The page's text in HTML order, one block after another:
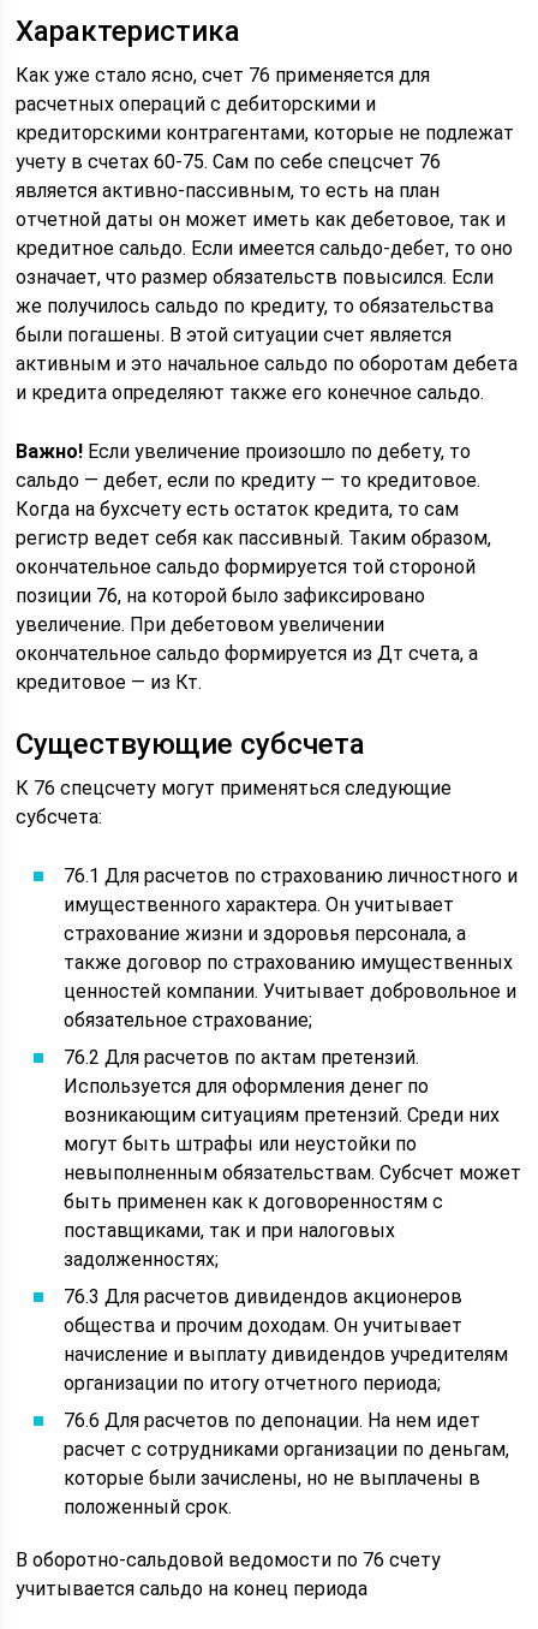
Характеристика
Как уже стало ясно, счет 76 применяется для
расчетных операций с дебиторскими и
кредиторскими контрагентами, которые не подлежат
учету в счетах 60-75. Сам по себе спецсчет 76
является активно-пассивным, то есть на план
отчетной даты он может иметь как дебетовое, так и
кредитное сальдо. Если имеется сальдо-дебет, то оно
означает, что размер обязательств повысился. Если
же получилось сальдо по кредиту, то обязательства
были погашены. В этой ситуации счет является
активным и это начальное сальдо по оборотам дебета
и кредита определяют также его конечное сальдо.
Важно! Если увеличение произошло по дебету, то
сальдо — дебет, если по кредиту — то кредитовое.
Когда на бухсчету есть остаток кредита, то сам
регистр ведет себя как пассивный. Таким образом,
окончательное сальдо формируется той стороной
позиции 76, на которой было зафиксировано
увеличение. При дебетовом увеличении
окончательное сальдо формируется из Дт счета, а
кредитовое — из Кт.
Существующие субсчета
К 76 спецсчету могут применяться следующие
субсчета:
76.1 Для расчетов по страхованию личностного и
имущественного характера. Он учитывает
страхование жизни и здоровья персонала, а
также договор по страхованию имущественных
ценностей компании. Учитывает добровольное и
обязательное страхование;
76.2 Для расчетов по актам претензий.
Используется для оформления денег по
возникающим ситуациям претензий. Среди них
могут быть штрафы или неустойки по
невыполненным обязательствам. Субсчет может
быть применен как к договоренностям с
поставщиками, так и при налоговых
задолженностях;
76.3 Для расчетов дивидендов акционеров
общества и прочим доходам. Он учитывает
начисление и выплату дивидендов учредителям
организации по итогу отчетного периода;
76.6 Для расчетов по депонации. На нем идет
расчет с сотрудниками организации по деньгам,
которые были зачислены, но не выплачены в
положенный срок.
В оборотно-сальдовой ведомости по 76 счету
учитывается сальдо на конец периода